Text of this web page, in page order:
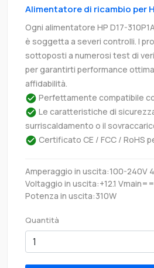
Alimentatore di ricambio per
Ogni alimentatore HP D17-
è soggetta a severi controlli. I
sottoposti a numerosi test di
per garantirti performance
affidabilità.
Perfettamente compatibile
Le caratteristiche di
surriscaldamento o il
Certificato CE / FCC / RoHS
Amperaggio in uscita:100-240V
Voltaggio in uscita:+12.1
Potenza in uscita:310W
Quantità